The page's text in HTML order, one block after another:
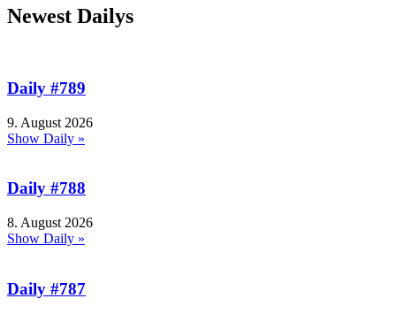
Newest Dailys
Daily #789
9. August 2026
Show Daily »
Daily #788
8. August 2026
Show Daily »
Daily #787